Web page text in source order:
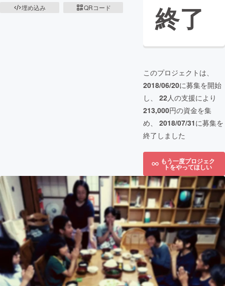
埋め込み
QRコード 終了
このプロジェクトは、
2018/06/20に募集を開始
し、 22人の支援により
213,000円の資金を集
め、 2018/07/31に募集を
終了しました
もう一度プロジェク
トをやってほしい